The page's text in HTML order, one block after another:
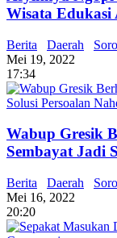
Wisata
Berita Daerah
Mei 19, 2022
17:34
Wabup Gresik
Sembayat Jadi
Berita Daerah
Mei 16, 2022
20:20